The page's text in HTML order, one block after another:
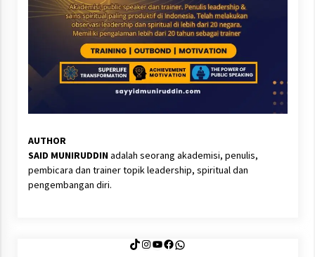
AUTHOR
SAID MUNIRUDDINadalah seorang akademisi, penulis,
pembicara dan trainer topik leadership, spiritual dan
pengembangan diri.
TikTok
Instagram
YouTube
Facebook
WhatsApp